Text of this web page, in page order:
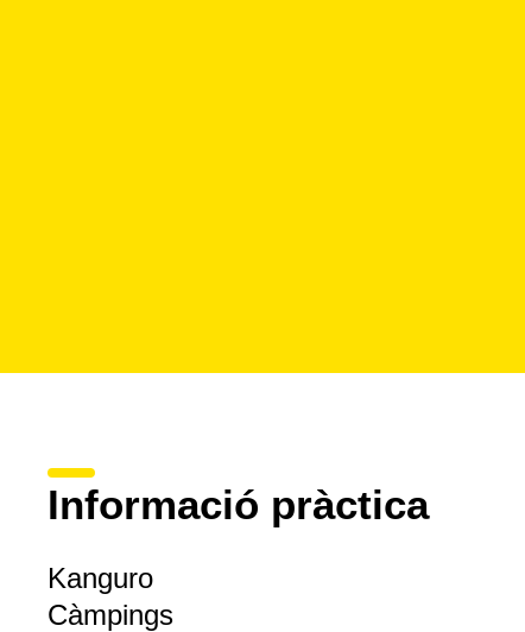
Informació pràctica
Kanguro
Càmpings